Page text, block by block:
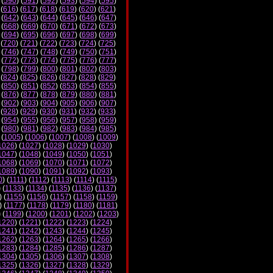
616) (617) (618) (619) (620) (621)
642) (643) (644) (645) (646) (647)
668) (669) (670) (671) (672) (673)
694) (695) (696) (697) (698) (699)
720) (721) (722) (723) (724) (725)
746) (747) (748) (749) (750) (751)
772) (773) (774) (775) (776) (777)
798) (799) (800) (801) (802) (803)
824) (825) (826) (827) (828) (829)
850) (851) (852) (853) (854) (855)
876) (877) (878) (879) (880) (881)
902) (903) (904) (905) (906) (907)
928) (929) (930) (931) (932) (933)
954) (955) (956) (957) (958) (959)
980) (981) (982) (983) (984) (985)
1005) (1006) (1007) (1008) (1009)
) (1027) (1028) (1029) (1030)
) (1048) (1049) (1050) (1051)
) (1069) (1070) (1071) (1072)
) (1090) (1091) (1092) (1093)
) (1111) (1112) (1113) (1114) (1115)
(1133) (1134) (1135) (1136) (1137)
(1155) (1156) (1157) (1158) (1159)
) (1177) (1178) (1179) (1180) (1181)
(1199) (1200) (1201) (1202) (1203)
) (1221) (1222) (1223) (1224)
) (1242) (1243) (1244) (1245)
) (1263) (1264) (1265) (1266)
) (1284) (1285) (1286) (1287)
) (1305) (1306) (1307) (1308)
) (1326) (1327) (1328) (1329)